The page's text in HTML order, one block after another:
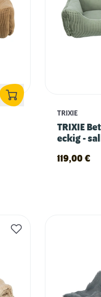
TRIXIE
TRIXIE
eckig -
119,00 €